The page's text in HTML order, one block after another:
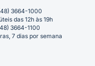
3664-1000
das 12h às 19h
3664-1100
7 dias por semana